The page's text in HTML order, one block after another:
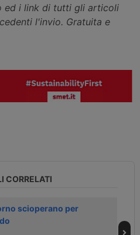
ed i link di tutti gli articoli
l'invio. Gratuita e
CORRELATI
scioperano per